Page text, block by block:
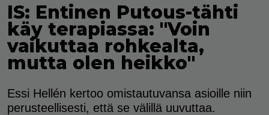
IS: Entinen Putous-tähti
käy terapiassa: "Voin
vaikuttaa rohkealta,
mutta olen heikko"
Essi Hellén kertoo omistautuvansa asioille niin
perusteellisesti, että se välillä uuvuttaa.